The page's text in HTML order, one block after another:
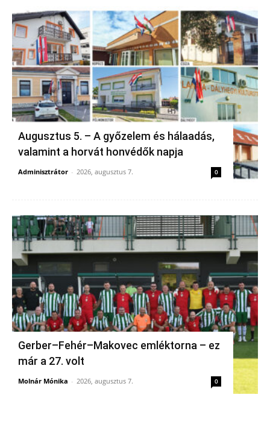
Augusztus 5. – A győzelem és hálaadás,
valamint a horvát honvédők napja
Adminisztrátor - 2026, augusztus 7. 0
Gerber–Fehér–Makovec emléktorna – ez
már a 27. volt
Molnár Mónika - 2026, augusztus 7. 0